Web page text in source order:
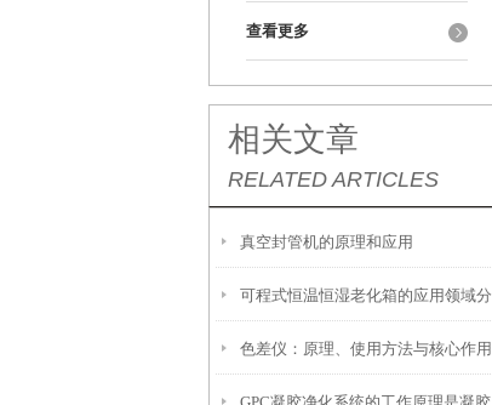
查看更多
相关文章
RELATED ARTICLES
真空封管机的原理和应用
可程式恒温恒湿老化箱的应用领域分
析
色差仪：原理、使用方法与核心作用